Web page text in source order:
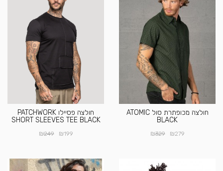
חולצה מכופתרת סול ATOMIC
BLACK
₪279
₪329
חולצה פסיילו PATCHWORK
SHORT SLEEVES TEE BLACK
₪199
₪249